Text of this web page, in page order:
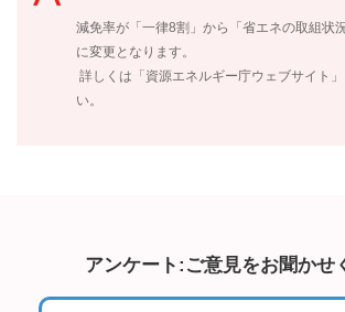
減免率が「一律8割」から「省エネの取組状
に変更となります。
詳しくは「資源エネルギー庁ウェブサイト
い。
アンケート:ご意見をお聞かせ